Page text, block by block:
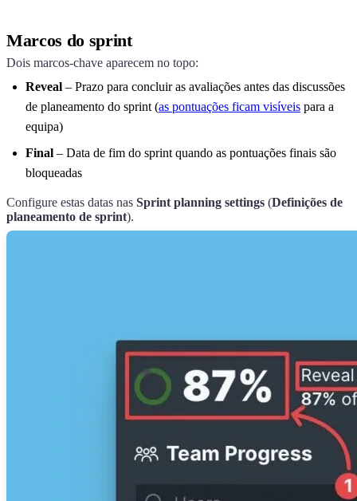
Marcos do sprint
Dois marcos-chave aparecem no topo:
Reveal – Prazo para concluir as avaliações antes das discussões
de planeamento do sprint (as pontuações ficam visíveis para a
equipa)
Final – Data de fim do sprint quando as pontuações finais são
bloqueadas
Configure estas datas nas Sprint planning settings (Definições de
planeamento de sprint).